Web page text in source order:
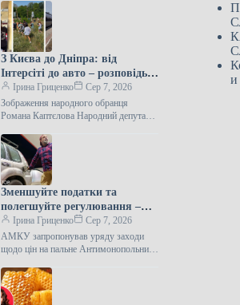
З Києва до Дніпра: від
Інтерсіті до авто – розповідь
нардепа
Ірина Гриценко
Сер 7, 2026
Зображення народного обранця
Романа Каптєлова Народний депутат
Укрзалізницею з Києва до Дніпра 6
серпня. Незважаючи…
Зменшуйте податки та
полегшуйте регулювання –
АМКУ запропонував
Корецькому шляхи зниження
цін на пальне
Ірина Гриценко
Сер 7, 2026
АМКУ запропонував уряду заходи
щодо цін на пальне Антимонопольний
Кабінету Міністрів з пропозиціями
щодо…
и